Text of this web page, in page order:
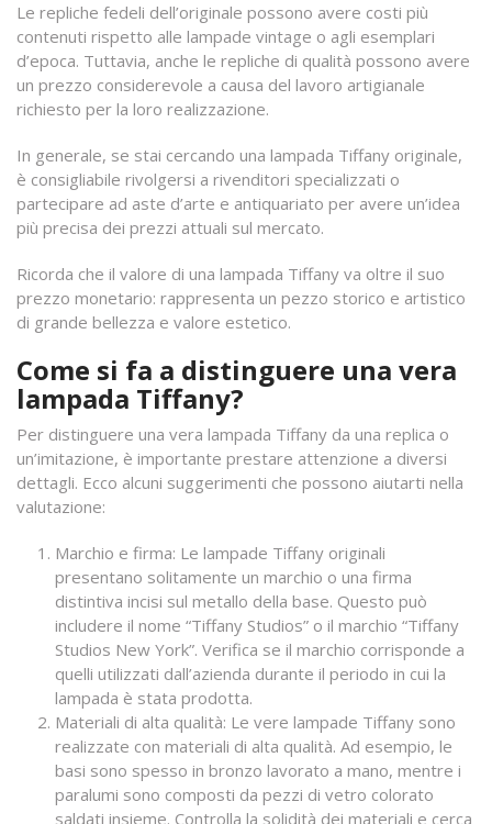
Le repliche fedeli dell’originale possono avere costi più
contenuti rispetto alle lampade vintage o agli esemplari
d’epoca. Tuttavia, anche le repliche di qualità possono avere
un prezzo considerevole a causa del lavoro artigianale
richiesto per la loro realizzazione.
In generale, se stai cercando una lampada Tiffany originale,
è consigliabile rivolgersi a rivenditori specializzati o
partecipare ad aste d’arte e antiquariato per avere un’idea
più precisa dei prezzi attuali sul mercato.
Ricorda che il valore di una lampada Tiffany va oltre il suo
prezzo monetario: rappresenta un pezzo storico e artistico
di grande bellezza e valore estetico.
Come si fa a distinguere una vera
lampada Tiffany?
Per distinguere una vera lampada Tiffany da una replica o
un’imitazione, è importante prestare attenzione a diversi
dettagli. Ecco alcuni suggerimenti che possono aiutarti nella
valutazione:
Marchio e firma: Le lampade Tiffany originali
presentano solitamente un marchio o una firma
distintiva incisi sul metallo della base. Questo può
includere il nome “Tiffany Studios” o il marchio “Tiffany
Studios New York”. Verifica se il marchio corrisponde a
quelli utilizzati dall’azienda durante il periodo in cui la
lampada è stata prodotta.
Materiali di alta qualità: Le vere lampade Tiffany sono
realizzate con materiali di alta qualità. Ad esempio, le
basi sono spesso in bronzo lavorato a mano, mentre i
paralumi sono composti da pezzi di vetro colorato
saldati insieme. Controlla la solidità dei materiali e cerca